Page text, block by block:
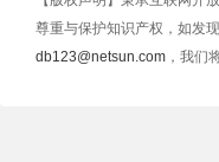
尊重与保护知识产权，如发
db123@netsun.com ，我们